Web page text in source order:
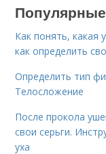
Как понять, какая
как определить
Определить тип
Телосложение
После прокола
свои серьги.
уха